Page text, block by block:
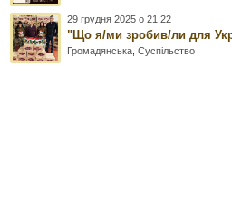
29 грудня 2025 о 21:22
"Що я/ми зробив/ли для
Громадянська ,Суспільство